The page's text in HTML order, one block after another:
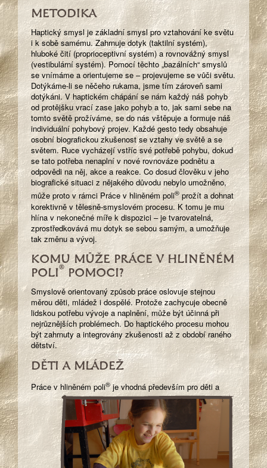
METODIKA
Haptický smysl je základní smysl pro vztahování ke světu
i k sobě samému. Zahrnuje dotyk (taktilní systém),
hluboké čití (proprioceptivní systém) a rovnovážný smysl
(vestibulární systém). Pomocí těchto „bazálních“ smyslů
se vnímáme a orientujeme se – projevujeme se vůči světu.
Dotýkáme-li se něčeho rukama, jsme tím zároveň sami
dotýkáni. V haptickém chápání se nám každý náš pohyb
od protějšku vrací zase jako pohyb a to, jak sami sebe na
tomto světě prožíváme, se do nás vštěpuje a formuje náš
individuální pohybový projev. Každé gesto tedy obsahuje
osobní biografickou zkušenost se vztahy ve světě a se
světem. Ruce vycházejí vstříc své potřebě pohybu, dokud
se tato potřeba nenaplní v nové rovnováze podnětu a
odpovědi na něj, akce a reakce. Co dosud člověku v jeho
biografické situaci z nějakého důvodu nebylo umožněno,
může proto v rámci Práce v hliněném poli® prožít a dohnat
korektivně v tělesně-smyslovém procesu. K tomu je mu
hlína v nekonečné míře k dispozici – je tvarovatelná,
zprostředkovává mu dotyk se sebou samým, a umožňuje
tak změnu a vývoj.
KOMU MŮŽE PRÁCE V HLINĚNÉM
POLI® POMOCI?
Smyslově orientovaný způsob práce oslovuje stejnou
měrou děti, mládež i dospělé. Protože zachycuje obecně
lidskou potřebu vývoje a naplnění, může být účinná při
nejrůznějších problémech. Do haptického procesu mohou
být zahrnuty a integrovány zkušenosti až z období raného
dětství.
DĚTI A MLÁDEŽ
Práce v hliněném poli®jevhodná především pro děti a